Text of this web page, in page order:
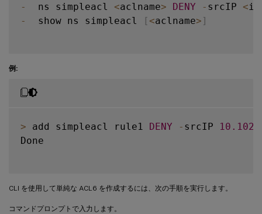
-
  ns simpleacl
<aclname> DENY - srcIP <
-
  show ns simpleacl
[ <aclname> ]
例:
> add simpleacl rule1 DENY - srcIP 10.102
Done
CLI を使用して単純な ACL6 を作成するには、次の手順を実行します。
コマンドプロンプトで入力します。